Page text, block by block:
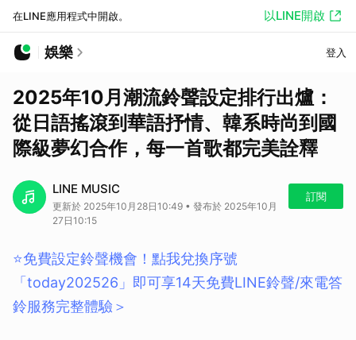
在LINE應用程式中開啟。 以LINE開啟
娛樂 登入
2025年10月潮流鈴聲設定排行出爐：
從日語搖滾到華語抒情、韓系時尚到國
際級夢幻合作，每一首歌都完美詮釋
LINE MUSIC
更新於 2025年10月28日10:49 • 發布於 2025年10月
27日10:15
訂閱
⭐️免費設定鈴聲機會！點我兌換序號
「today202526」即可享14天免費LINE鈴聲/來電答
鈴服務完整體驗＞